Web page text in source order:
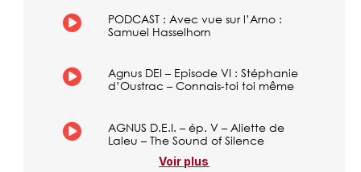
PODCAST : Avec vue sur l’Arno :
Samuel Hasselhorn
Agnus DEI – Episode VI : Stéphanie
d’Oustrac – Connais-toi toi même
AGNUS D.E.I. – ép. V – Aliette de
Laleu – The Sound of Silence
Voir plus